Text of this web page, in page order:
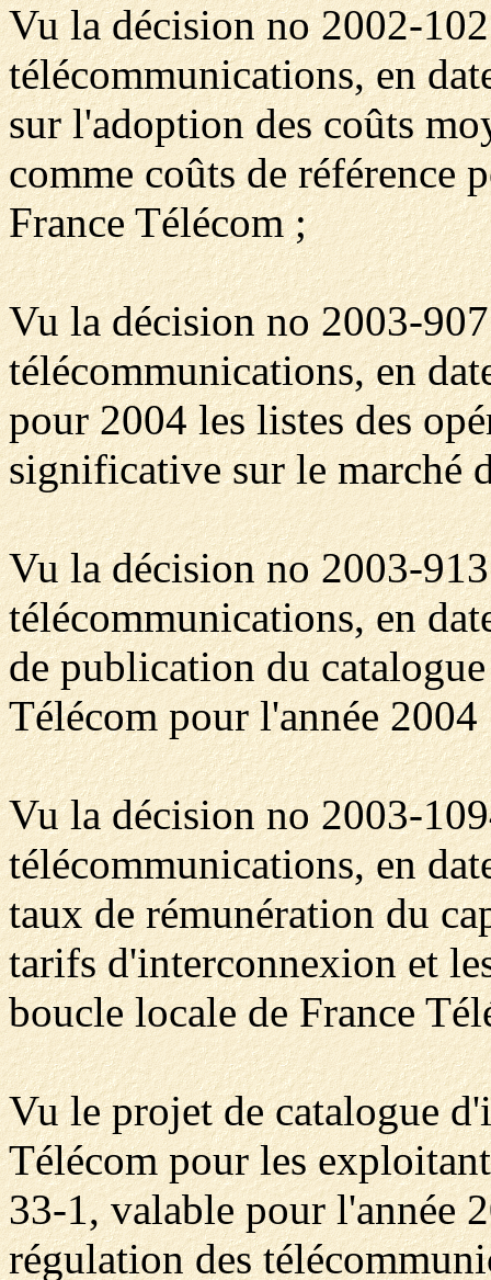
Vu la décision no 2002-
télécommunications, en
sur l'adoption des coûts
comme coûts de référence
France Télécom ;
Vu la décision no 2003-
télécommunications, en
pour 2004 les listes des
significative sur le marché
Vu la décision no 2003-
télécommunications, en
de publication du
Télécom pour l'année 2004
Vu la décision no 2003-
télécommunications, en
taux de rémunération du
tarifs d'interconnexion et
boucle locale de France
Vu le projet de catalogue
Télécom pour les
33-1, valable pour l'année
régulation des